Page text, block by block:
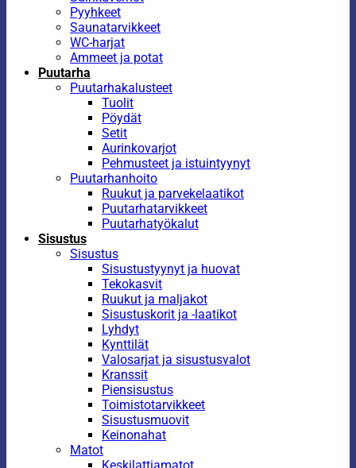
Pyyhkeet
Saunatarvikkeet
WC-harjat
Ammeet ja potat
Puutarha
Puutarhakalusteet
Tuolit
Pöydät
Setit
Aurinkovarjot
Pehmusteet ja istuintyynyt
Puutarhanhoito
Ruukut ja parvekelaatikot
Puutarhatarvikkeet
Puutarhatyökalut
Sisustus
Sisustus
Sisustustyynyt ja huovat
Tekokasvit
Ruukut ja maljakot
Sisustuskorit ja -laatikot
Lyhdyt
Kynttilät
Valosarjat ja sisustusvalot
Kranssit
Piensisustus
Toimistotarvikkeet
Sisustusmuovit
Keinonahat
Matot